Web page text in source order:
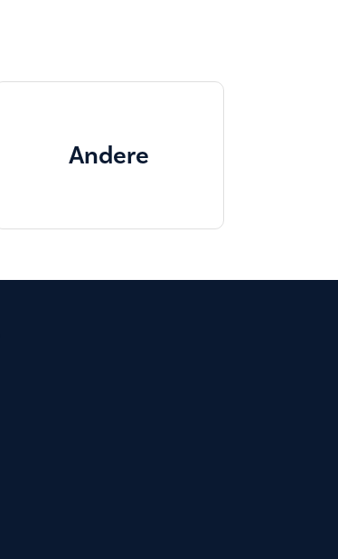
Andere